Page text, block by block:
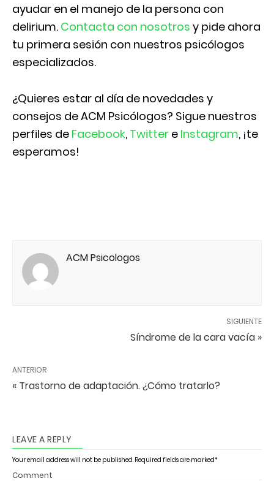
ayudar en el manejo de la persona con
delirium. Contacta con nosotros y pide ahora
tu primera sesión con nuestros psicólogos
especializados.
¿Quieres estar al día de novedades y
consejos de ACM Psicólogos? Sigue nuestros
perfiles de Facebook, Twitter e Instagram, ¡te
esperamos!
ACM Psicologos
SIGUIENTE
Síndrome de la cara vacía »
ANTERIOR
« Trastorno de adaptación. ¿Cómo tratarlo?
LEAVE A REPLY
Your email address will not be published. Required fields are marked*
Comment